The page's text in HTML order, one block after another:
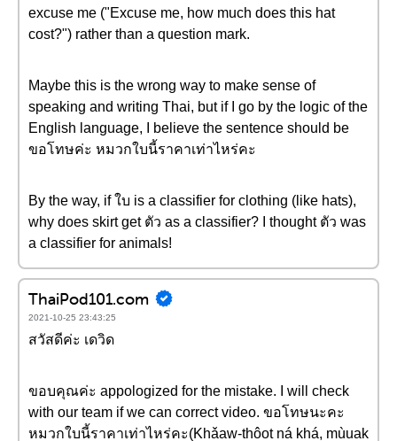
excuse me ("Excuse me, how much does this hat
cost?") rather than a question mark.
Maybe this is the wrong way to make sense of
speaking and writing Thai, but if I go by the logic of the
English language, I believe the sentence should be
ขอโทษค่ะ หมวกใบนี้ราคาเท่าไหร่คะ
By the way, if ใบ is a classifier for clothing (like hats),
why does skirt get ตัว as a classifier? I thought ตัว was
a classifier for animals!
ThaiPod101.com
2021-10-25 23:43:25
สวัสดีค่ะ เดวิด
ขอบคุณค่ะ appologized for the mistake. I will check
with our team if we can correct video. ขอโทษนะคะ
หมวกใบนี้ราคาเท่าไหร่คะ(Khǎaw-thôot ná khá, mùuak